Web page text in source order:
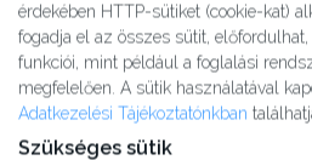
érdekében HTTP-sütiket (cookie-kat)
fogadja el az összes sütit,
funkciói, mint például a foglalási
megfelelően. A sütik használatával
Adatkezelési Tájékoztatónkban
Szükséges sütik